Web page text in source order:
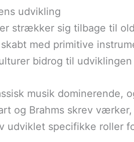
udvikling
strækker sig tilbage til
med primitive
bidrog til
musik dominerende,
og Brahms skrev
udviklet specifikke roller